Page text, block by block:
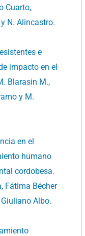
Cuarto,
N. Alincastro.
e
impacto en el
Blarasin M.,
y M.
en el
humano
cordobesa.
Fátima Bécher
Albo.